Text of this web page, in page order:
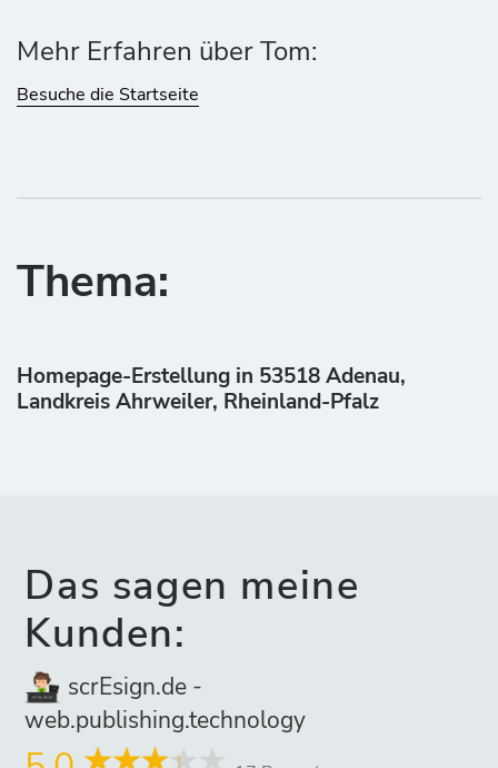
Mehr Erfahren über Tom:
Besuche die Startseite
Thema:
Homepage-Erstellung in 53518 Adenau,
Landkreis Ahrweiler, Rheinland-Pfalz
Das sagen meine
Kunden:
scrEsign.de -
web.publishing.technology